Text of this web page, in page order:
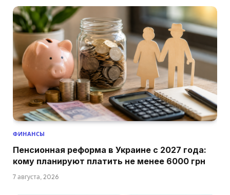
ФИНАНСЫ
Пенсионная реформа в Украине с 2027 года:
кому планируют платить не менее 6000 грн
7 августа, 2026